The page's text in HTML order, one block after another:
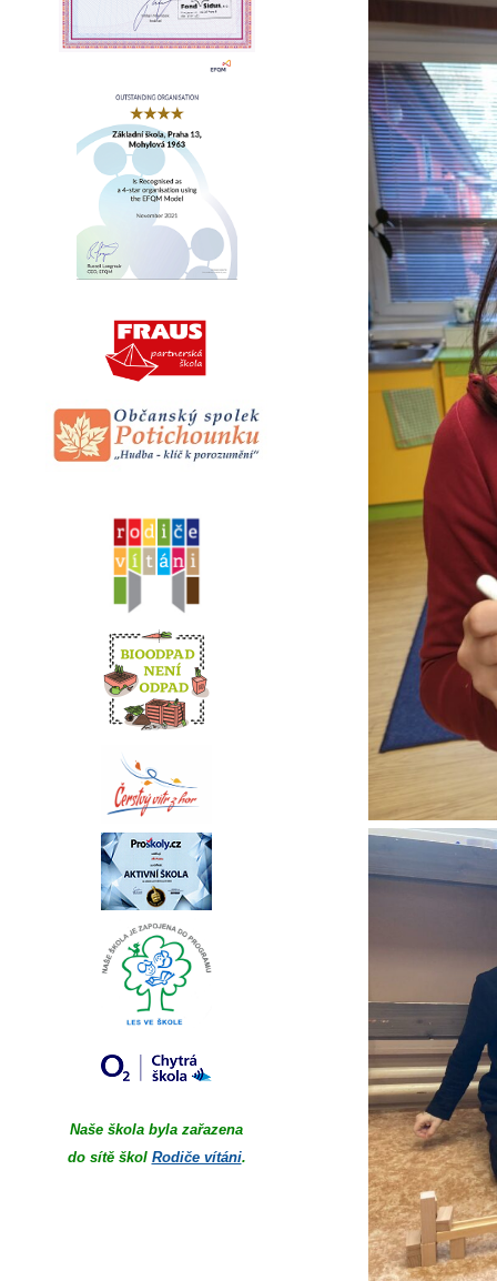
Naše škola byla zařazena
do sítě škol Rodiče vítáni.